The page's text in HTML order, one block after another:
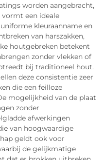
worden aangebracht,
een ideale
kleuraanname en
van harszakken,
houtgebreken betekent
zonder vlekken of
bij traditioneel hout.
deze consistentie zeer
die een feilloze
mogelijkheid van de plaat
zonder
afwerkingen
van hoogwaardige
geldt ook voor
de gelijkmatige